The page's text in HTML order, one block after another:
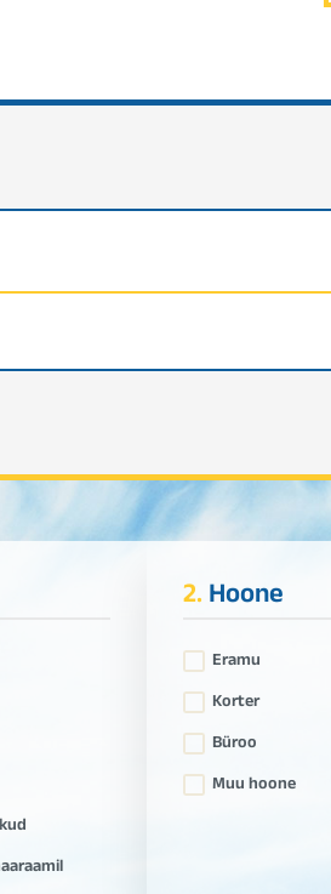
2.Hoone
Eramu
Korter
Büroo
Muu hoone